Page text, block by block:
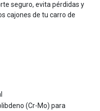
seguro, evita pérdidas y
cajones de tu carro de
(Cr-Mo) para